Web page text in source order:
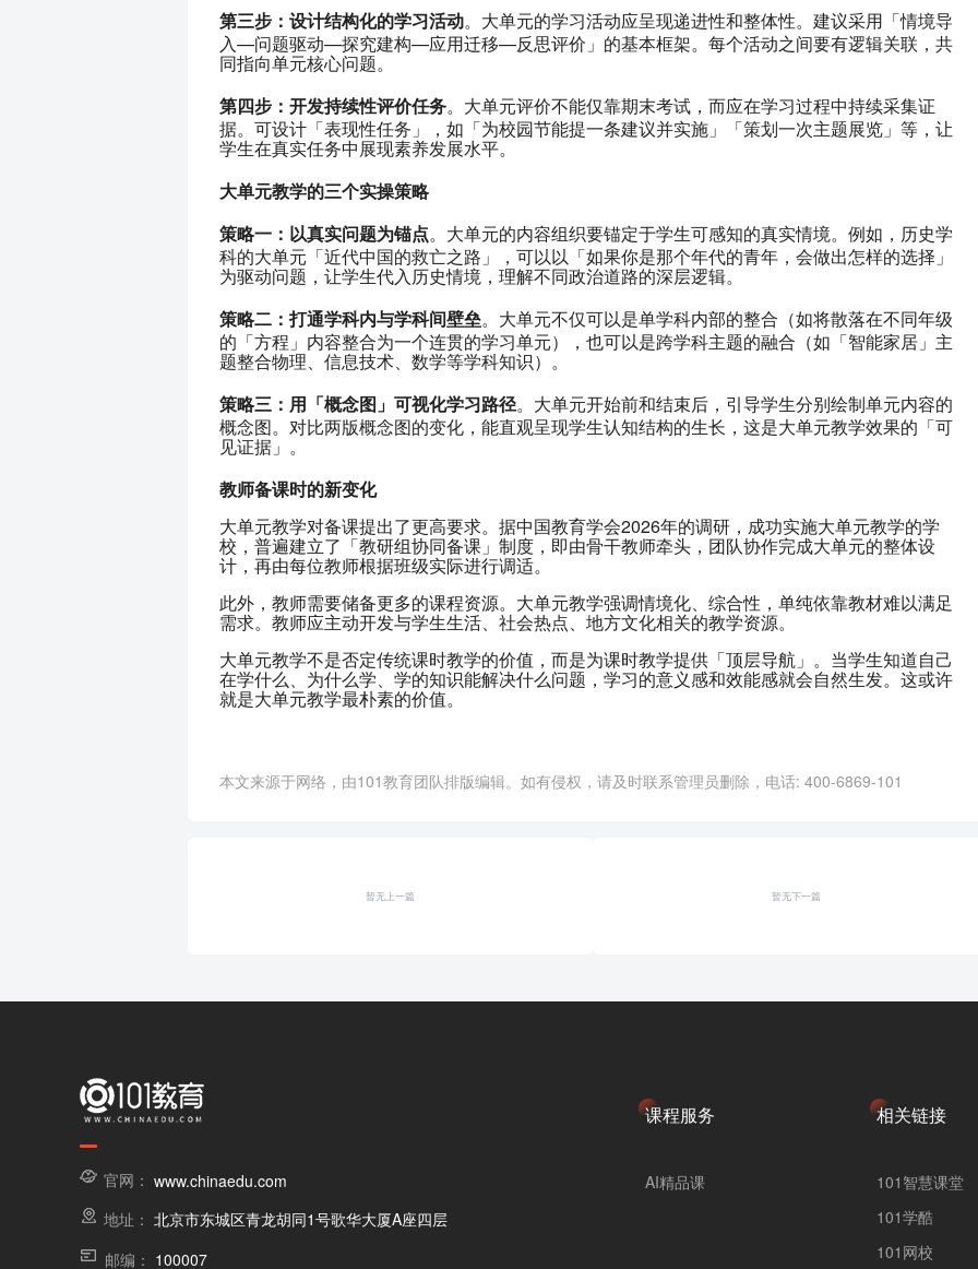
第三步：设计结构化的学习活动。大单元的学习活动应呈现递进性和整体性。建议采用「情境导
入—问题驱动—探究建构—应用迁移—反思评价」的基本框架。每个活动之间要有逻辑关联，共
同指向单元核心问题。
第四步：开发持续性评价任务。大单元评价不能仅靠期末考试，而应在学习过程中持续采集证
据。可设计「表现性任务」，如「为校园节能提一条建议并实施」「策划一次主题展览」等，让
学生在真实任务中展现素养发展水平。
大单元教学的三个实操策略
策略一：以真实问题为锚点。大单元的内容组织要锚定于学生可感知的真实情境。例如，历史学
科的大单元「近代中国的救亡之路」，可以以「如果你是那个年代的青年，会做出怎样的选择」
为驱动问题，让学生代入历史情境，理解不同政治道路的深层逻辑。
策略二：打通学科内与学科间壁垒。大单元不仅可以是单学科内部的整合（如将散落在不同年级
的「方程」内容整合为一个连贯的学习单元），也可以是跨学科主题的融合（如「智能家居」主
题整合物理、信息技术、数学等学科知识）。
策略三：用「概念图」可视化学习路径。大单元开始前和结束后，引导学生分别绘制单元内容的
概念图。对比两版概念图的变化，能直观呈现学生认知结构的生长，这是大单元教学效果的「可
见证据」。
教师备课时的新变化
大单元教学对备课提出了更高要求。据中国教育学会2026年的调研，成功实施大单元教学的学
校，普遍建立了「教研组协同备课」制度，即由骨干教师牵头，团队协作完成大单元的整体设
计，再由每位教师根据班级实际进行调适。
此外，教师需要储备更多的课程资源。大单元教学强调情境化、综合性，单纯依靠教材难以满足
需求。教师应主动开发与学生生活、社会热点、地方文化相关的教学资源。
大单元教学不是否定传统课时教学的价值，而是为课时教学提供「顶层导航」。当学生知道自己
在学什么、为什么学、学的知识能解决什么问题，学习的意义感和效能感就会自然生发。这或许
就是大单元教学最朴素的价值。
本文来源于网络，由101教育团队排版编辑。如有侵权，请及时联系管理员删除，电话: 400-6869-101
暂无上一篇 暂无下一篇
官网： www.chinaedu.com
地址： 北京市东城区青龙胡同1号歌华大厦A座四层
邮编： 100007
课程服务
AI精品课
相关链接
101智慧课堂
101学酷
101网校